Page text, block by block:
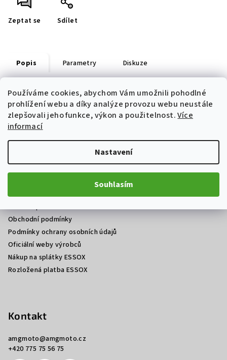
Používáme cookies, abychom Vám umožnili pohodlné
prohlížení webu a díky analýze provozu webu neustále
zlepšovali jeho funkce, výkon a použitelnost.Více
informací
Nastavení
Souhlasím
Zeptat se Sdílet
Popis Parametry Diskuze
s potiskem na přední straně
í
Informace pro vás
Prodej a servis motocyklů Ostrava
Jak nakupovat
Obchodní podmínky
Podmínky ochrany osobních údajů
Oficiální weby výrobců
Nákup na splátky ESSOX
Rozložená platba ESSOX
Kontakt
amgmoto@amgmoto.cz
+420 775 75 56 75